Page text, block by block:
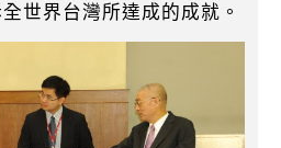
世界台灣所達成的成就。